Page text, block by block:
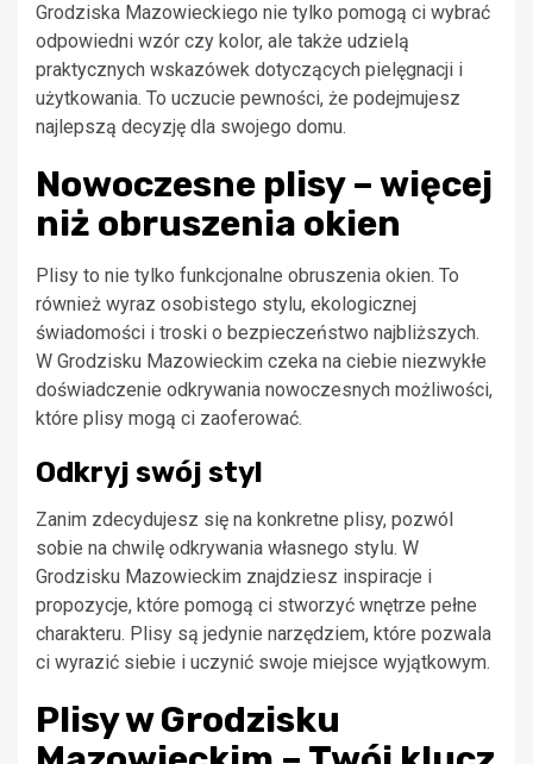
Grodziska Mazowieckiego nie tylko pomogą ci wybrać
odpowiedni wzór czy kolor, ale także udzielą
praktycznych wskazówek dotyczących pielęgnacji i
użytkowania. To uczucie pewności, że podejmujesz
najlepszą decyzję dla swojego domu.
Nowoczesne plisy – więcej
niż obruszenia okien
Plisy to nie tylko funkcjonalne obruszenia okien. To
również wyraz osobistego stylu, ekologicznej
świadomości i troski o bezpieczeństwo najbliższych.
W Grodzisku Mazowieckim czeka na ciebie niezwykłe
doświadczenie odkrywania nowoczesnych możliwości,
które plisy mogą ci zaoferować.
Odkryj swój styl
Zanim zdecydujesz się na konkretne plisy, pozwól
sobie na chwilę odkrywania własnego stylu. W
Grodzisku Mazowieckim znajdziesz inspiracje i
propozycje, które pomogą ci stworzyć wnętrze pełne
charakteru. Plisy są jedynie narzędziem, które pozwala
ci wyrazić siebie i uczynić swoje miejsce wyjątkowym.
Plisy w Grodzisku